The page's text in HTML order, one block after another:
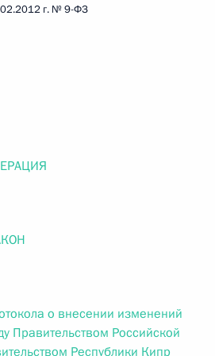
г. № 9-ФЗ
о внесении изменений
Правительством Российской
Республики Кипр